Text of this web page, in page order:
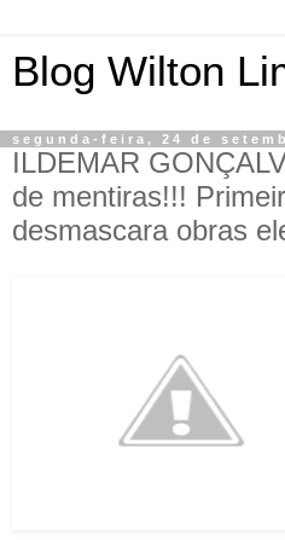
Blog Wilton
segunda-feira, 24 de
ILDEMAR
de mentiras!!!
desmascara obras